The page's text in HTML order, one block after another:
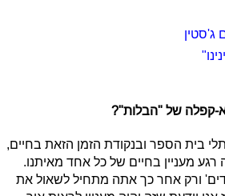
ג'סטין
קפלה של "הבלות"?
בית הספר ובנקודת הזמן הזאת בחיים,
מעניין בחיים של כל אחד מאיתנו.
ורק אחר כך אתה מתחיל לשאול את